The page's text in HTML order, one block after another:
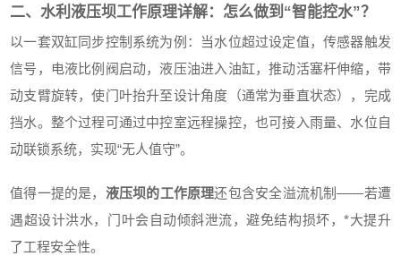
二、水利液压坝工作原理详解：怎么做到“智能控水”？
以一套双缸同步控制系统为例：当水位超过设定值，传感器触发
信号，电液比例阀启动，液压油进入油缸，推动活塞杆伸缩，带
动支臂旋转，使门叶抬升至设计角度（通常为垂直状态），完成
挡水。整个过程可通过中控室远程操控，也可接入雨量、水位自
动联锁系统，实现“无人值守”。
值得一提的是， 液压坝的工作原理还包含安全溢流机制——若遭
遇超设计洪水，门叶会自动倾斜泄流，避免结构损坏，*大提升
了工程安全性。